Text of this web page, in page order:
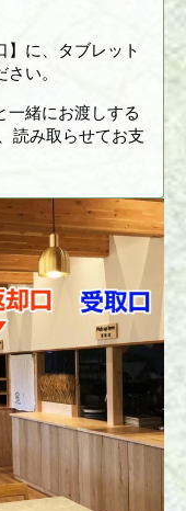
】に、タブレット
い。
一緒にお渡しする
読み取らせてお支